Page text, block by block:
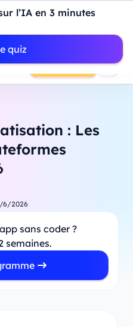
l’IA en 3 minutes
quiz
votre premier
Août
18h00
Entreprises
Prendre RDV
: Les
6/2026
sans coder ?
semaines.